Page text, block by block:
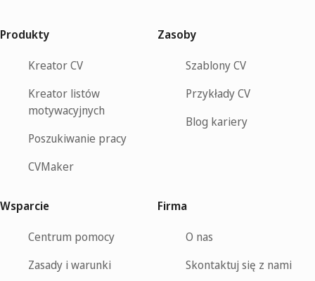
Produkty
Kreator CV
Kreator listów
motywacyjnych
Poszukiwanie pracy
CVMaker
Zasoby
Szablony CV
Przykłady CV
Blog kariery
Wsparcie
Centrum pomocy
Zasady i warunki
Firma
O nas
Skontaktuj się z nami